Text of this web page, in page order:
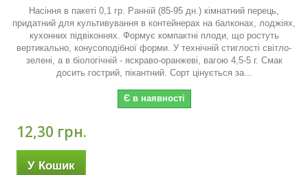
Насіння в пакеті 0,1 гр. Ранній (85-95 дн.) кімнатний перець,
придатний для культивування в контейнерах на балконах, лоджіях,
кухонних підвіконнях. Формує компактні плоди, що ростуть
вертикально, конусоподібної форми. У технічній стиглості світло-
зелені, а в біологічній - яскраво-оранжеві, вагою 4,5-5 г. Смак
досить гострий, пікантний. Сорт цінується за...
Є в наявності
12,30 грн.
У Кошик